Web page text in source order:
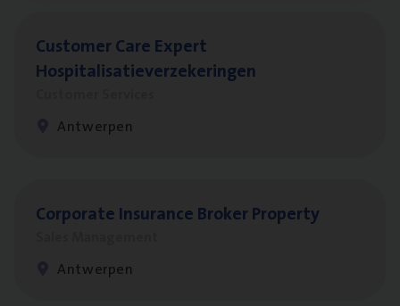
Cus­to­mer Care Expert
Hospitalisatieverzekeringen
Antwerpen
Cor­po­ra­te Insu­ran­ce Bro­ker Property
Antwerpen